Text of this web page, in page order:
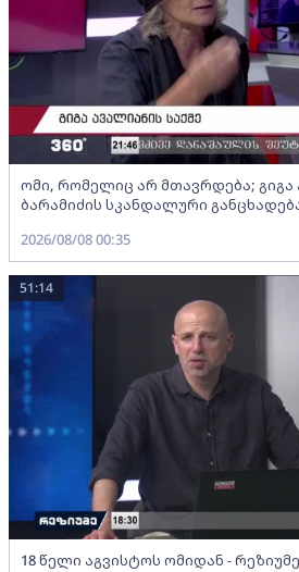
ომი, რომელიც არ მთავრდება; გიგა
ბარამიძის სკანდალური
2026/08/08 00:35
18 წელი აგვისტოს ომიდან - რეზიუმე
51:14